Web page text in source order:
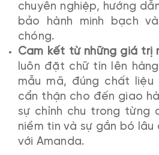
chuyên nghiệp, hướng
bảo hành minh bạch
chóng.
Cam kết từ những giá trị
luôn đặt chữ tín lên
mẫu mã, đúng chất
cẩn thận cho đến giao
sự chỉnh chu trong
niềm tin và sự gắn bó lâu
với Amanda.